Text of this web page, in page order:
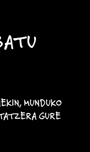
MUNDUKO
GURE